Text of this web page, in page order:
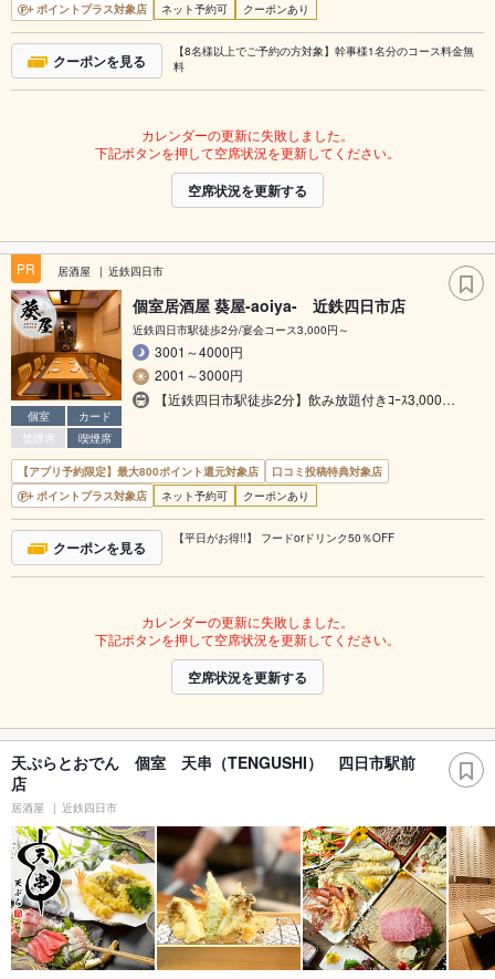
ポイントプラス対象店
ネット予約可 クーポンあり
クーポンを見る
【8名様以上でご予約の方対象】幹事様1名分のコース料金無
料
カレンダーの更新に失敗しました。
下記ボタンを押して空席状況を更新してください。
空席状況を更新する
PR 居酒屋 近鉄四日市
個室
カード
禁煙席
喫煙席
個室居酒屋 葵屋-aoiya- 近鉄四日市店
近鉄四日市駅徒歩2分/宴会コース3,000円～
3001～4000円
2001～3000円
【近鉄四日市駅徒歩2分】飲み放題付きｺｰｽ3,000…
【アプリ予約限定】最大800ポイント還元対象店
口コミ投稿特典対象店
ポイントプラス対象店
ネット予約可 クーポンあり
クーポンを見る 【平日がお得!!】 フードorドリンク50％OFF
カレンダーの更新に失敗しました。
下記ボタンを押して空席状況を更新してください。
空席状況を更新する
天ぷらとおでん 個室 天串（TENGUSHI） 四日市駅前
店
居酒屋 近鉄四日市